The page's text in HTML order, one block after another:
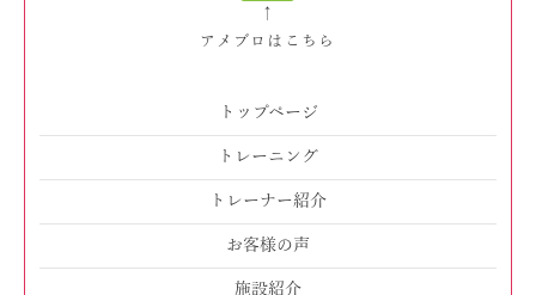
↑
アメブロはこちら
トップページ
トレーニング
トレーナー紹介
お客様の声
施設紹介